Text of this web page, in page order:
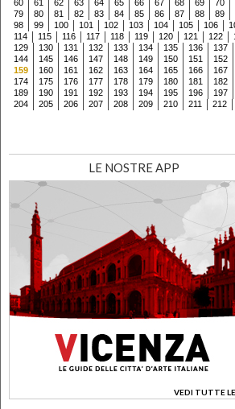
60 61 62 63 64 65 66 67 68 69 70
79
80 81 82 83 84 85 86 87 88 89
98
99 100 101 102 103 104 105 106
114
115 116 117 118 119 120 121 122
129
130 131 132 133 134 135 136 137
144
145 146 147 148 149 150 151 152
159
160 161 162 163 164 165 166 167
174
175 176 177 178 179 180 181 182
189
190 191 192 193 194 195 196 197
204
205 206 207 208 209 210 211 212
LE NOSTRE APP
VEDI TUTTE
>